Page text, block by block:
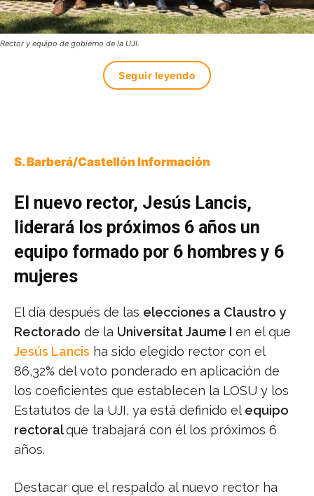
Rector y equipo de gobierno de la UJI.
Seguir leyendo
S. Barberá/Castellón Información
El nuevo rector, Jesús Lancis,
liderará los próximos 6 años un
equipo formado por 6 hombres y 6
mujeres
El día después de las elecciones a Claustro y
Rectorado de la Universitat Jaume I en el que
Jesús Lancis ha sido elegido rector con el
86,32% del voto ponderado en aplicación de
los coeficientes que establecen la LOSU y los
Estatutos de la UJI, ya está definido el equipo
rectoralque trabajará con él los próximos 6
años.
Destacar que el respaldo al nuevo rector ha